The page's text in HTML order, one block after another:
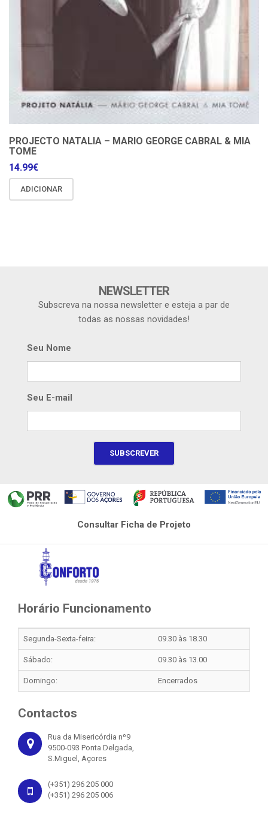
PROJECTO NATALIA – MARIO GEORGE CABRAL & MIA
TOME
14.99€
ADICIONAR
NEWSLETTER
Subscreva na nossa newsletter e esteja a par de
todas as nossas novidades!
Seu Nome
Seu E-mail
Consultar Ficha de Projeto
Horário Funcionamento
Segunda-Sexta-feira: 09.30 às 18.30
Sábado: 09.30 às 13.00
Domingo: Encerrados
Contactos
Rua da Misericórdia nº9
9500-093 Ponta Delgada,
S.Miguel, Açores
(+351) 296 205 000
(+351) 296 205 006